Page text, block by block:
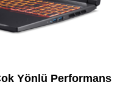
Yönlü Performans